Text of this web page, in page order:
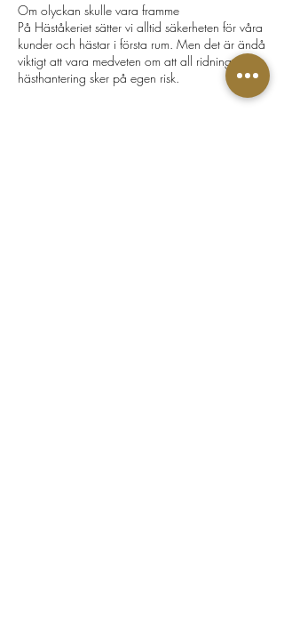
Om olyckan skulle vara framme
På Häståkeriet sätter vi alltid säkerheten för våra
kunder och hästar i första rum. Men det är ändå
viktigt att vara medveten om att all ridning och